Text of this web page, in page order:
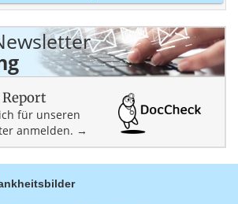
Report
für unseren
anmelden. →